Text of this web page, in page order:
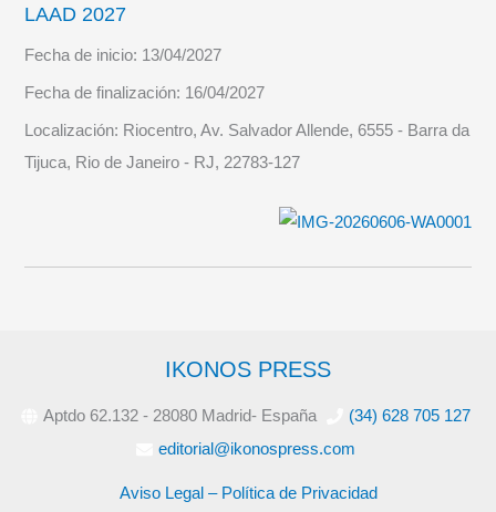
LAAD 2027
Fecha de inicio: 13/04/2027
Fecha de finalización: 16/04/2027
Localización: Riocentro, Av. Salvador Allende, 6555 - Barra da
Tijuca, Rio de Janeiro - RJ, 22783-127
IKONOS PRESS
Aptdo 62.132 - 28080 Madrid- España
(34) 628 705 127
editorial@ikonospress.com
Aviso Legal – Política de Privacidad